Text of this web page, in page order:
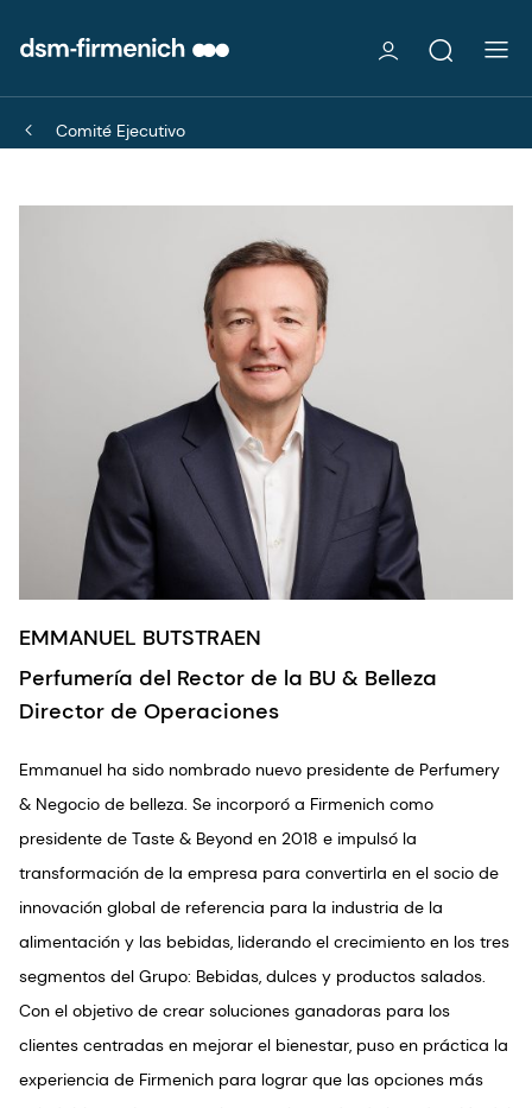
Comité Ejecutivo
EMMANUEL BUTSTRAEN
Perfumería del Rector de la BU & Belleza
Director de Operaciones
Emmanuel ha sido nombrado nuevo presidente de Perfumery
& Negocio de belleza. Se incorporó a Firmenich como
presidente de Taste & Beyond en 2018 e impulsó la
transformación de la empresa para convertirla en el socio de
innovación global de referencia para la industria de la
alimentación y las bebidas, liderando el crecimiento en los tres
segmentos del Grupo: Bebidas, dulces y productos salados.
Con el objetivo de crear soluciones ganadoras para los
clientes centradas en mejorar el bienestar, puso en práctica la
experiencia de Firmenich para lograr que las opciones más